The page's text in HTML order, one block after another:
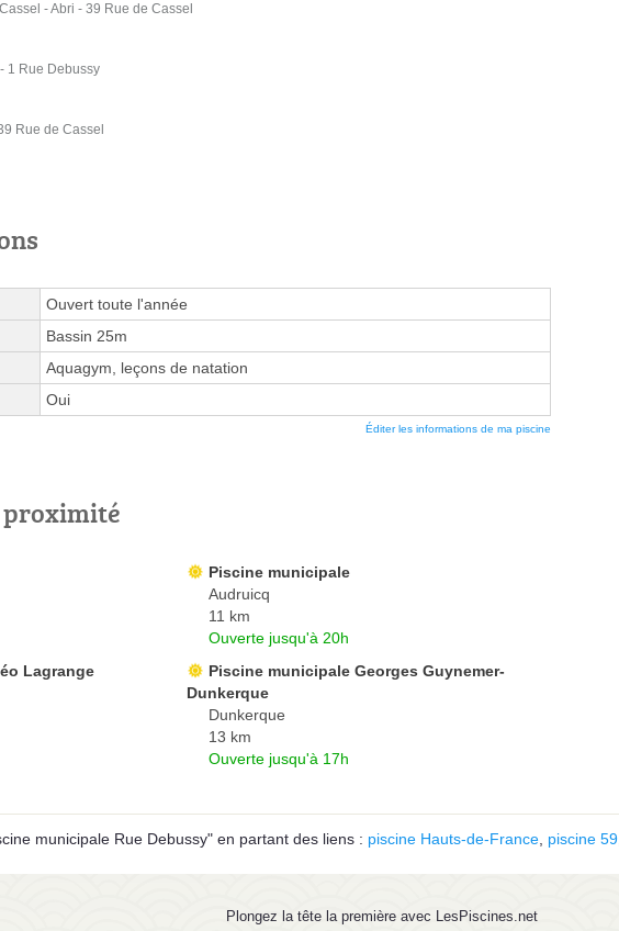
- Abri - 39 Rue de Cassel
1 Rue Debussy
Rue de Cassel
Ouvert toute l'année
Bassin 25m
Aquagym, leçons de natation
Oui
Éditer les informations de ma piscine
proximité
Piscine municipale
Audruicq
11 km
Ouverte jusqu'à 20h
Lagrange
Piscine municipale Georges Guynemer-
Dunkerque
Dunkerque
13 km
Ouverte jusqu'à 17h
municipale Rue Debussy" en partant des liens : piscine Hauts-de-France piscine 59
Plongez la tête la première avec LesPiscines.net